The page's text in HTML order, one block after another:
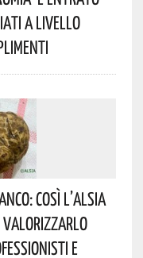
A Livello
Così L’Alsia
Valorizzarlo
E